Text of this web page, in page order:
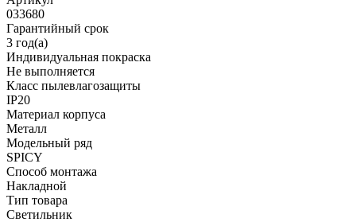
033680
Гарантийный срок
3 год(а)
Индивидуальная покраска
Не выполняется
Класс пылевлагозащиты
IP20
Материал корпуса
Металл
Модельный ряд
SPICY
Способ монтажа
Накладной
Тип товара
Светильник